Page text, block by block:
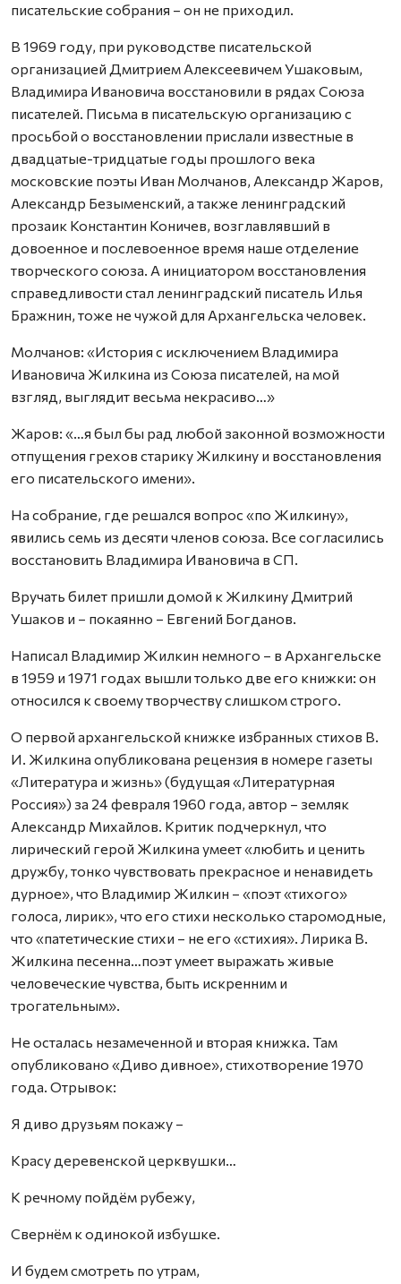
писательские собрания – он не приходил.
В 1969 году, при руководстве писательской
организацией Дмитрием Алексеевичем Ушаковым,
Владимира Ивановича восстановили в рядах Союза
писателей. Письма в писательскую организацию с
просьбой о восстановлении прислали известные в
двадцатые-тридцатые годы прошлого века
московские поэты Иван Молчанов, Александр Жаров,
Александр Безыменский, а также ленинградский
прозаик Константин Коничев, возглавлявший в
довоенное и послевоенное время наше отделение
творческого союза. А инициатором восстановления
справедливости стал ленинградский писатель Илья
Бражнин, тоже не чужой для Архангельска человек.
Молчанов: «История с исключением Владимира
Ивановича Жилкина из Союза писателей, на мой
взгляд, выглядит весьма некрасиво…»
Жаров: «…я был бы рад любой законной возможности
отпущения грехов старику Жилкину и восстановления
его писательского имени».
На собрание, где решался вопрос «по Жилкину»,
явились семь из десяти членов союза. Все согласились
восстановить Владимира Ивановича в СП.
Вручать билет пришли домой к Жилкину Дмитрий
Ушаков и – покаянно – Евгений Богданов.
Написал Владимир Жилкин немного – в Архангельске
в 1959 и 1971 годах вышли только две его книжки: он
относился к своему творчеству слишком строго.
О первой архангельской книжке избранных стихов В.
И. Жилкина опубликована рецензия в номере газеты
«Литература и жизнь» (будущая «Литературная
Россия») за 24 февраля 1960 года, автор – земляк
Александр Михайлов. Критик подчеркнул, что
лирический герой Жилкина умеет «любить и ценить
дружбу, тонко чувствовать прекрасное и ненавидеть
дурное», что Владимир Жилкин – «поэт «тихого»
голоса, лирик», что его стихи несколько старомодные,
что «патетические стихи – не его «стихия». Лирика В.
Жилкина песенна…поэт умеет выражать живые
человеческие чувства, быть искренним и
трогательным».
Не осталась незамеченной и вторая книжка. Там
опубликовано «Диво дивное», стихотворение 1970
года. Отрывок:
Я диво друзьям покажу –
Красу деревенской церквушки…
К речному пойдём рубежу,
Свернём к одинокой избушке.
И будем смотреть по утрам,